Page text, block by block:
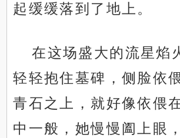
起缓缓落到了地上。
在这场盛大的流星焰
轻轻抱住墓碑，侧脸依
青石之上，就好像依偎
中一般，她慢慢阖上眼